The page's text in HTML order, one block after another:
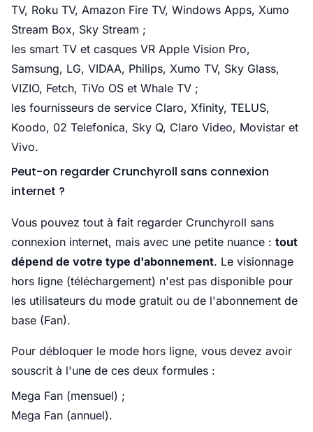
TV, Roku TV, Amazon Fire TV, Windows Apps, Xumo
Stream Box, Sky Stream ;
les smart TV et casques VR Apple Vision Pro,
Samsung, LG, VIDAA, Philips, Xumo TV, Sky Glass,
VIZIO, Fetch, TiVo OS et Whale TV ;
les fournisseurs de service Claro, Xfinity, TELUS,
Koodo, 02 Telefonica, Sky Q, Claro Video, Movistar et
Vivo.
Peut-on regarder Crunchyroll sans connexion
internet ?
Vous pouvez tout à fait regarder Crunchyroll sans
connexion internet, mais avec une petite nuance : tout
dépend de votre type d'abonnement. Le visionnage
hors ligne (téléchargement) n'est pas disponible pour
les utilisateurs du mode gratuit ou de l'abonnement de
base (Fan).
Pour débloquer le mode hors ligne, vous devez avoir
souscrit à l'une de ces deux formules :
Mega Fan (mensuel) ;
Mega Fan (annuel).